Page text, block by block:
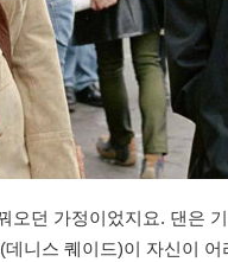
오던 가정이었지요. 댄은
니스 퀘이드)이 자신이